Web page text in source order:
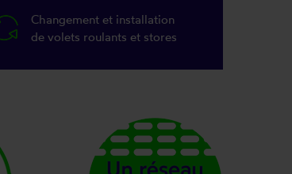
Changement et installation
de volets roulants et stores